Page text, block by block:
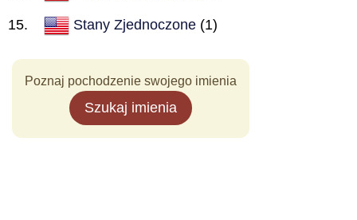
Stany Zjednoczone (1)
Poznaj pochodzenie swojego imienia
Szukaj imienia